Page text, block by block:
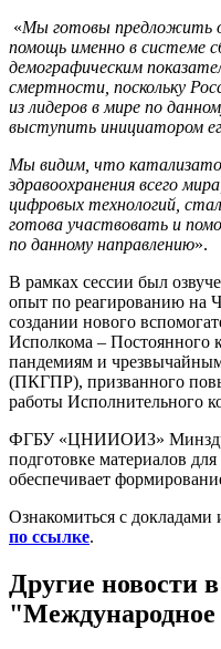
«Мы готовы предложить
помощь именно в системе
демографическим
смертности, поскольку
из лидеров в мире по
выступить инициатором
Мы видим, что
здравоохранения всего
цифровых технологий,
готова участвовать и
по данному направлению».
В рамках сессии был
опыт по реагированию на
создании нового
Исполкома – Постоянного
пандемиям и
(ПКГПР), призванного
работы Исполнительного
ФГБУ «ЦНИИОИЗ»
подготовке материалов
обеспечивает
Ознакомиться с
по ссылке.
Другие новости
"Международное